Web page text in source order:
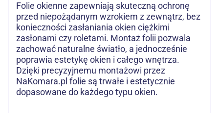
Folie okienne zapewniają skuteczną ochronę
przed niepożądanym wzrokiem z zewnątrz, bez
konieczności zasłaniania okien ciężkimi
zasłonami czy roletami. Montaż folii pozwala
zachować naturalne światło, a jednocześnie
poprawia estetykę okien i całego wnętrza.
Dzięki precyzyjnemu montażowi przez
NaKomara.pl folie są trwałe i estetycznie
dopasowane do każdego typu okien.